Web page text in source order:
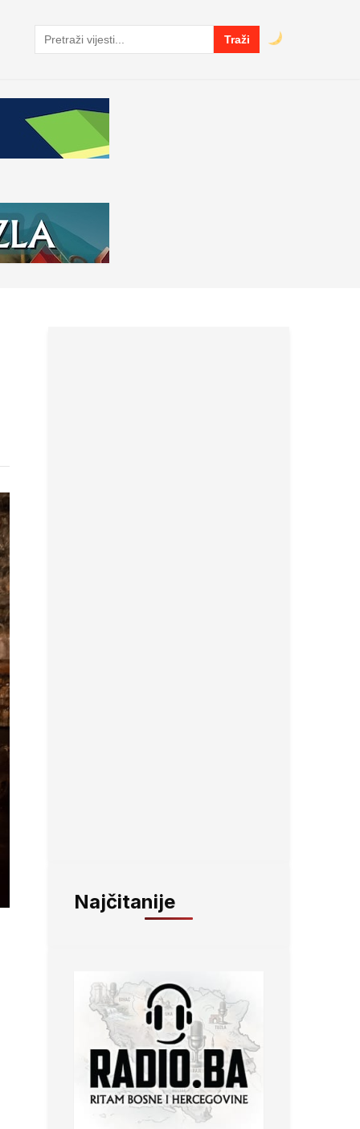
Pretraga
Traži
Najčitanije